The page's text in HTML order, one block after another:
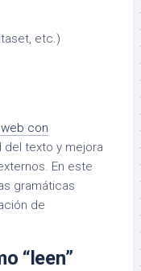
etc.)
con
del texto y mejora
En este
gramáticas
de
“leen”